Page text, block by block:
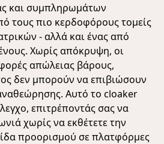
και συμπληρωμάτων
τους πιο κερδοφόρους τομείς
- αλλά και ένας από
Χωρίς απόκρυψη, οι
απώλειας βάρους,
δεν μπορούν να επιβιώσουν
Αυτό το cloaker
επιτρέποντάς σας να
χωρίς να εκθέτετε την
προορισμού σε πλατφόρμες